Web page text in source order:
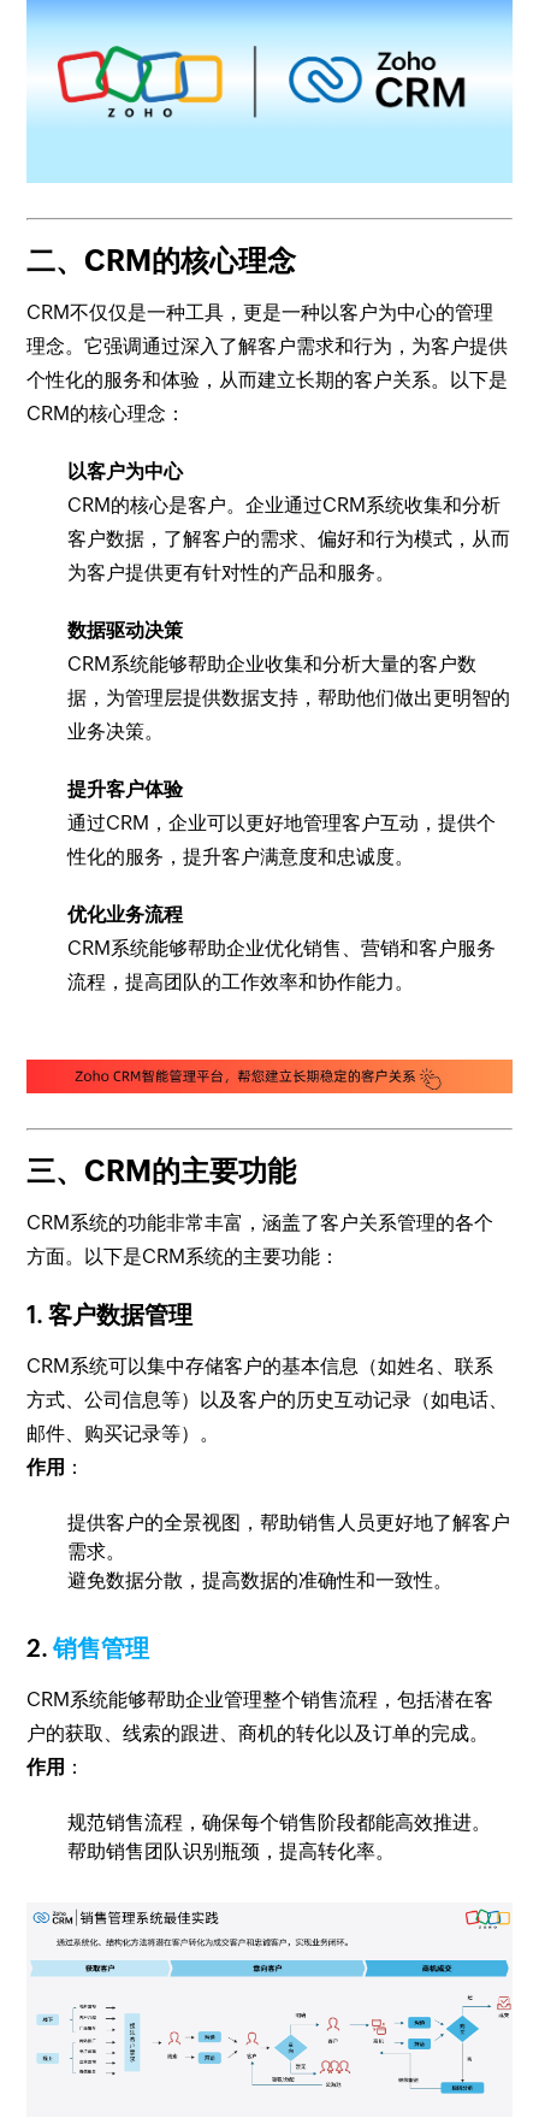
二、CRM的核心理念
CRM不仅仅是一种工具，更是一种以客户为中心的管理
理念。它强调通过深入了解客户需求和行为，为客户提供
个性化的服务和体验，从而建立长期的客户关系。以下是
CRM的核心理念：
以客户为中心
CRM的核心是客户。企业通过CRM系统收集和分析
客户数据，了解客户的需求、偏好和行为模式，从而
为客户提供更有针对性的产品和服务。
数据驱动决策
CRM系统能够帮助企业收集和分析大量的客户数
据，为管理层提供数据支持，帮助他们做出更明智的
业务决策。
提升客户体验
通过CRM，企业可以更好地管理客户互动，提供个
性化的服务，提升客户满意度和忠诚度。
优化业务流程
CRM系统能够帮助企业优化销售、营销和客户服务
流程，提高团队的工作效率和协作能力。
三、CRM的主要功能
CRM系统的功能非常丰富，涵盖了客户关系管理的各个
方面。以下是CRM系统的主要功能：
1.客户数据管理
CRM系统可以集中存储客户的基本信息（如姓名、联系
方式、公司信息等）以及客户的历史互动记录（如电话、
邮件、购买记录等）。
作用 ：
提供客户的全景视图，帮助销售人员更好地了解客户
需求。
避免数据分散，提高数据的准确性和一致性。
2.销售管理
CRM系统能够帮助企业管理整个销售流程，包括潜在客
户的获取、线索的跟进、商机的转化以及订单的完成。
作用 ：
规范销售流程，确保每个销售阶段都能高效推进。
帮助销售团队识别瓶颈，提高转化率。